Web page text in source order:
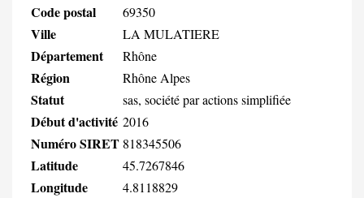
Code postal 69350
Ville LA MULATIERE
Département Rhône
Région Rhône Alpes
Statut sas, société par actions simplifiée
Début d'activité 2016
Numéro SIRET 818345506
Latitude 45.7267846
Longitude 4.8118829